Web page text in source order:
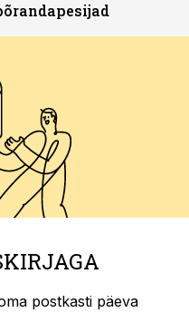
postkasti päeva